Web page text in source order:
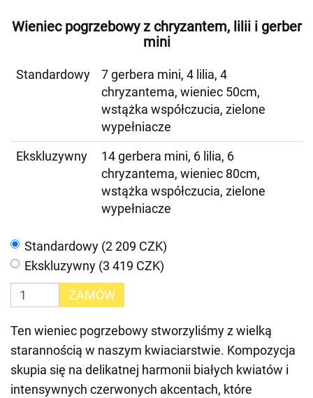
Wieniec pogrzebowy z chryzantem, lilii i gerber
mini
Standardowy
7 gerbera mini, 4 lilia, 4
chryzantema, wieniec 50cm,
wstążka współczucia, zielone
wypełniacze
Ekskluzywny
14 gerbera mini, 6 lilia, 6
chryzantema, wieniec 80cm,
wstążka współczucia, zielone
wypełniacze
Standardowy (2 209 CZK)
Ekskluzywny (3 419 CZK)
ZAMÓW
Ten wieniec pogrzebowy stworzyliśmy z wielką
starannością w naszym kwiaciarstwie. Kompozycja
skupia się na delikatnej harmonii białych kwiatów i
intensywnych czerwonych akcentach, które